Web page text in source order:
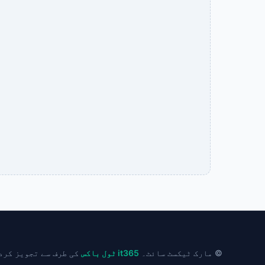
© مارک ٹیکسٹ سائٹ۔ it365 ٹول باکس کی طرف سے تجویز